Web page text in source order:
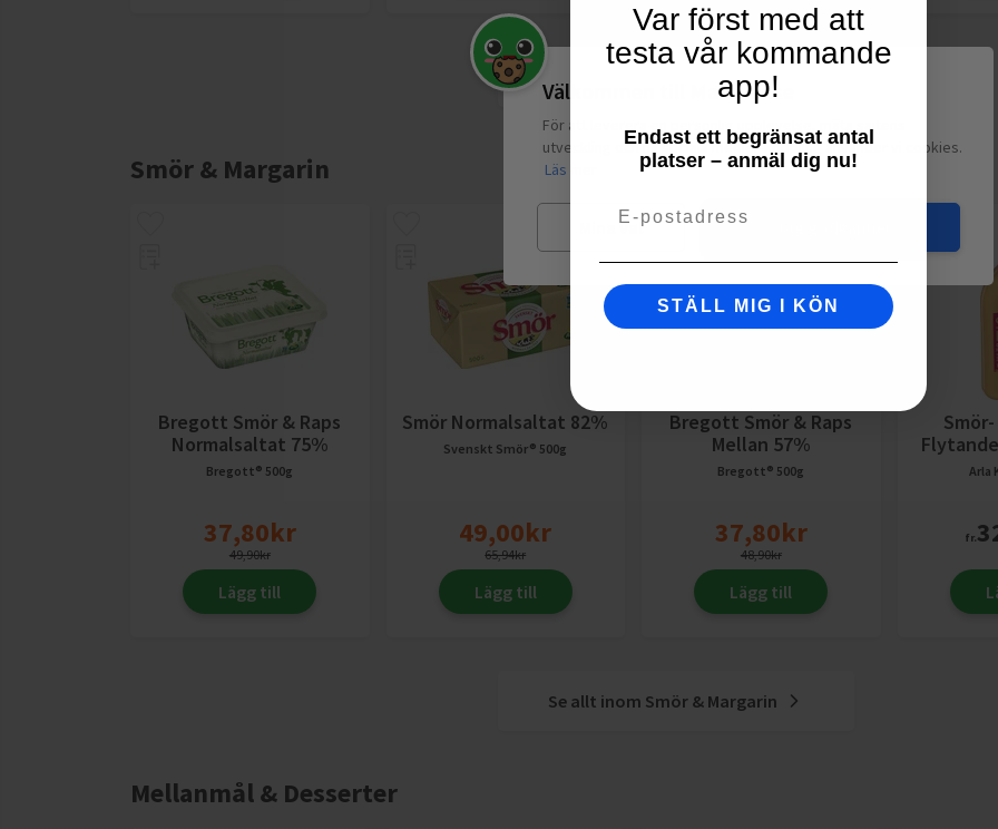
Fil & Yoghurt
Smör & Margarin
Bregott Smör & Raps
Normalsaltat 75%
Bregott® 500g
37,80kr
49,90kr
Lägg till
Smör Normalsaltat 82%
Svenskt Smör® 500g
49,00kr
65,94kr
Lägg till
Bregott Smör & Raps
Mellan 57%
Bregott® 500g
37,80kr
48,90kr
Lägg till
Arla
fr.
Se allt inom Smör & Margarin
Mellanmål & Desserter
Välkommen till Matspar.se
För att leverera en personlig upplevelse, mäta sajtens
utveckling och ha sociala medier-koppling använder vi cookies.
Läs mer
Mina val
Var först med att
testa vår kommande
app!
Endast ett begränsat antal
platser – anmäl dig nu!
STÄLL MIG I KÖN